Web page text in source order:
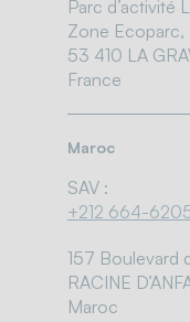
Parc d’activité
Zone Ecoparc,
53 410 LA
France
Maroc
SAV :
+212 664-
157 Boulevard
RACINE
Maroc